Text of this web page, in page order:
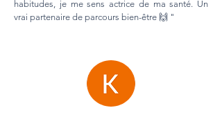
habitudes, je me sens actrice de ma santé. Un
vrai partenaire de parcours bien-être 🙌 "